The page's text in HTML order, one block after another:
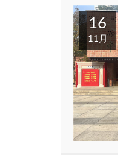
16
11月